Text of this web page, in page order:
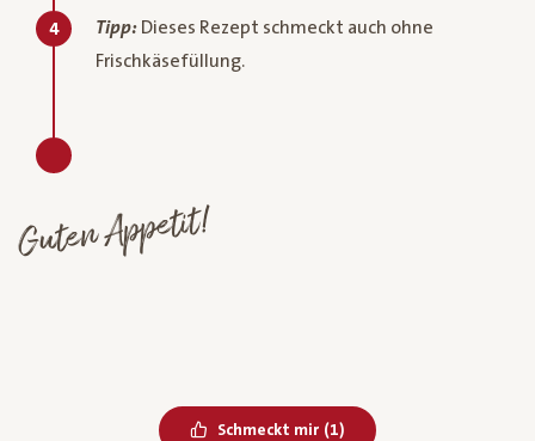
4 Tipp: Dieses Rezept schmeckt auch ohne
Frischkäsefüllung.
Guten Appetit!
Schmeckt mir Bereits geliked
(1)